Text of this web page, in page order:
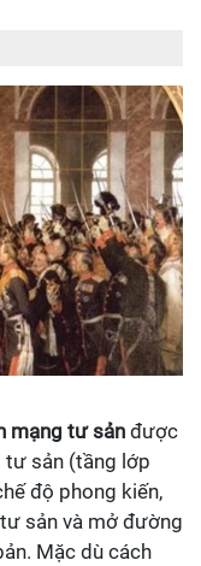
mạng tư sản được
tư sản (tầng lớp
độ phong kiến,
sản và mở đường
Mặc dù cách